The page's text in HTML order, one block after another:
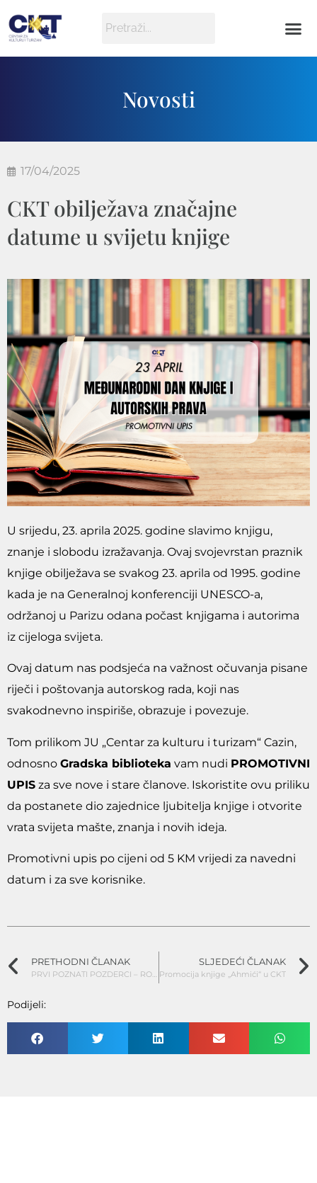
Novosti
17/04/2025
CKT obilježava značajne
datume u svijetu knjige
U srijedu, 23. aprila 2025. godine slavimo knjigu,
znanje i slobodu izražavanja. Ovaj svojevrstan praznik
knjige obilježava se svakog 23. aprila od 1995. godine
kada je na Generalnoj konferenciji UNESCO-a,
održanoj u Parizu odana počast knjigama i autorima
iz cijeloga svijeta.
Ovaj datum nas podsjeća na važnost očuvanja pisane
riječi i poštovanja autorskog rada, koji nas
svakodnevno inspiriše, obrazuje i povezuje.
Tom prilikom JU „Centar za kulturu i turizam“ Cazin,
odnosno Gradska biblioteka vam nudi PROMOTIVNI
UPIS za sve nove i stare članove. Iskoristite ovu priliku
da postanete dio zajednice ljubitelja knjige i otvorite
vrata svijeta mašte, znanja i novih ideja.
Promotivni upis po cijeni od 5 KM vrijedi za navedni
datum i za sve korisnike.
PRETHODNI ČLANAK SLJEDEĆI ČLANAK
Promocija knjige „Ahmići“ u CKT
Podijeli: